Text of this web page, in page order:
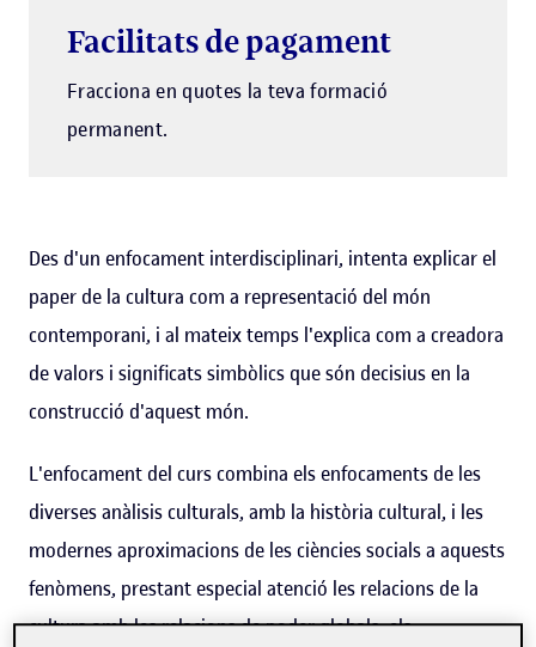
Facilitats de pagament
Fracciona en quotes la teva formació
permanent.
Des d'un enfocament interdisciplinari, intenta explicar el
paper de la cultura com a representació del món
contemporani, i al mateix temps l'explica com a creadora
de valors i significats simbòlics que són decisius en la
construcció d'aquest món.
L'enfocament del curs combina els enfocaments de les
diverses anàlisis culturals, amb la història cultural, i les
modernes aproximacions de les ciències socials a aquests
fenòmens, prestant especial atenció les relacions de la
cultura amb les relacions de poder globals, els